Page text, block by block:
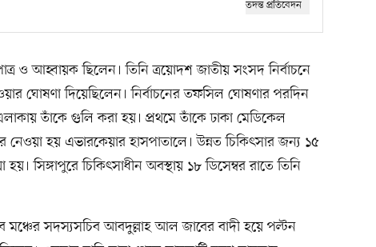
ও আহ্বায়ক ছিলেন। তিনি ত্রয়োদশ জাতীয় সংসদ নির্বাচনে
ঘোষণা দিয়েছিলেন। নির্বাচনের তফসিল ঘোষণার পরদিন
তাঁকে গুলি করা হয়। প্রথমে তাঁকে ঢাকা মেডিকেল
হয় এভারকেয়ার হাসপাতালে। উন্নত চিকিৎসার জন্য ১৫
হয়। সিঙ্গাপুরে চিকিৎসাধীন অবস্থায় ১৮ ডিসেম্বর রাতে তিনি
মঞ্চের সদস্যসচিব আবদুল্লাহ আল জাবের বাদী হয়ে পল্টন